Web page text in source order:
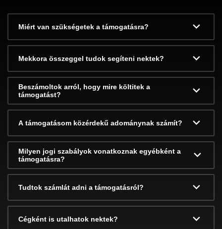
Miért van szükségetek a támogatásra?
Mekkora összeggel tudok segíteni nektek?
Beszámoltok arról, hogy mire költitek a
támogatást?
A támogatásom közérdekű adománynak számít?
Milyen jogi szabályok vonatkoznak egyébként a
támogatásra?
Tudtok számlát adni a támogatásról?
Cégként is utalhatok nektek?